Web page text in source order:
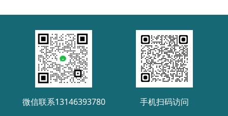
微信联系13146393780 手机扫码访问